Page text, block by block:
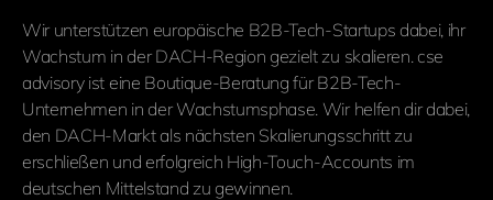
Wir unterstützen europäische B2B-Tech-Startups dabei, ihr
Wachstum in der DACH-Region gezielt zu skalieren. cse
advisory ist eine Boutique-Beratung für B2B-Tech-
Unternehmen in der Wachstumsphase. Wir helfen dir dabei,
den DACH-Markt als nächsten Skalierungsschritt zu
erschließen und erfolgreich High-Touch-Accounts im
deutschen Mittelstand zu gewinnen.